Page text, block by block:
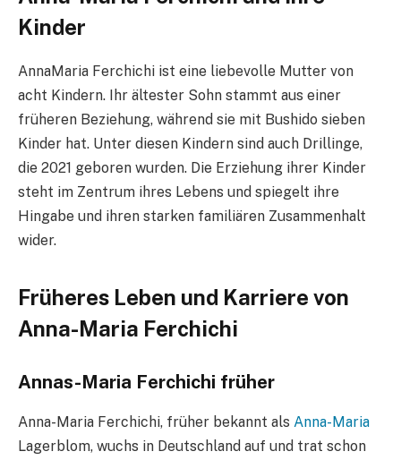
Kinder
AnnaMaria Ferchichi ist eine liebevolle Mutter von
acht Kindern. Ihr ältester Sohn stammt aus einer
früheren Beziehung, während sie mit Bushido sieben
Kinder hat. Unter diesen Kindern sind auch Drillinge,
die 2021 geboren wurden. Die Erziehung ihrer Kinder
steht im Zentrum ihres Lebens und spiegelt ihre
Hingabe und ihren starken familiären Zusammenhalt
wider.
Früheres Leben und Karriere von
Anna-Maria Ferchichi
Annas-Maria Ferchichi früher
Anna-Maria Ferchichi, früher bekannt als Anna-Maria
Lagerblom, wuchs in Deutschland auf und trat schon